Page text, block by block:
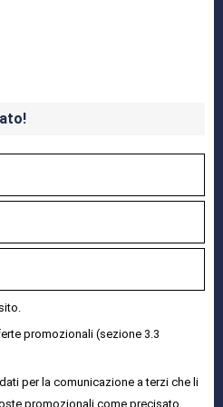
promozionali (sezione 3.3
per la comunicazione a terzi che li
promozionali come precisato